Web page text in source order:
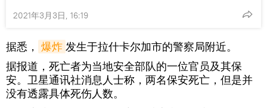
2021年3月3日, 16:19
据悉， 爆炸 发生于拉什卡尔加市的警察局附近。
据报道，死亡者为当地安全部队的一位官员及其保
安。卫星通讯社消息人士称，两名保安死亡，但是并
没有透露具体死伤人数。